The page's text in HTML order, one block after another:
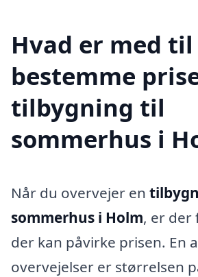
Hvad er med
bestemme
tilbygning til
sommerhus i
Når du overvejer en
sommerhus i Holm, er der
der kan påvirke prisen. En
overvejelser er størrelsen